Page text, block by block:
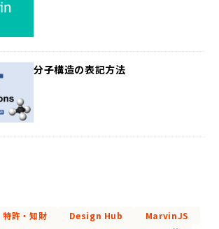
分子構造の表記方法
特許・知財 Design Hub
MarvinJS